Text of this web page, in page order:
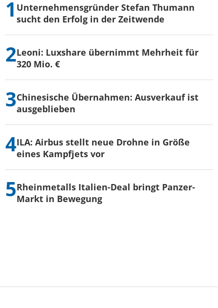
Unternehmensgründer Stefan Thumann
sucht den Erfolg in der Zeitwende
Leoni: Luxshare übernimmt Mehrheit für
320 Mio. €
Chinesische Übernahmen: Ausverkauf ist
ausgeblieben
ILA: Airbus stellt neue Drohne in Größe
eines Kampfjets vor
Rheinmetalls Italien-Deal bringt Panzer-
Markt in Bewegung